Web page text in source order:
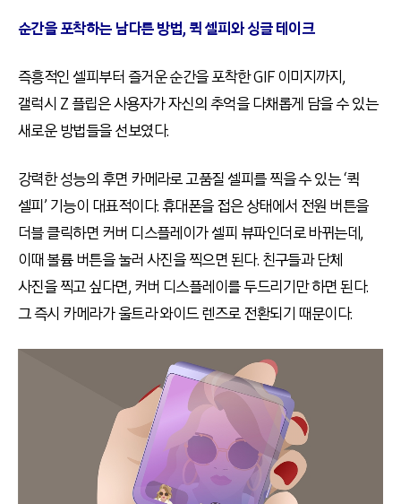
순간을 포착하는 남다른 방법, 퀵 셀피와 싱글 테이크
즉흥적인 셀피부터 즐거운 순간을 포착한 GIF 이미지까지,
갤럭시 Z 플립은 사용자가 자신의 추억을 다채롭게 담을 수 있는
새로운 방법들을 선보였다.
강력한 성능의 후면 카메라로 고품질 셀피를 찍을 수 있는 ‘퀵
셀피’ 기능이 대표적이다. 휴대폰을 접은 상태에서 전원 버튼을
더블 클릭하면 커버 디스플레이가 셀피 뷰파인더로 바뀌는데,
이때 볼륨 버튼을 눌러 사진을 찍으면 된다. 친구들과 단체
사진을 찍고 싶다면, 커버 디스플레이를 두드리기만 하면 된다.
그 즉시 카메라가 울트라 와이드 렌즈로 전환되기 때문이다.